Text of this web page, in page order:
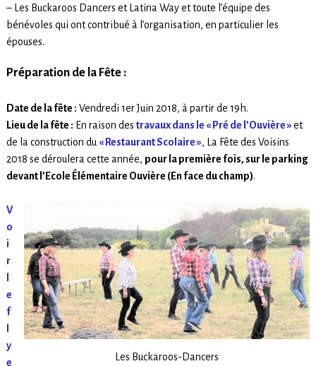
– Les Buckaroos Dancers et Latina Way et toute l’équipe des
bénévoles qui ont contribué à l’organisation, en particulier les
épouses.
Préparation de la Fête :
Date de la fête : Vendredi 1er Juin 2018, à partir de 19h.
Lieu de la fête : En raison des travaux dans le « Pré de l’Ouvière »et
de la construction du « Restaurant Scolaire », La Fête des Voisins
2018 se déroulera cette année, pour la première fois, sur le parking
devant l’Ecole Élémentaire Ouvière (En face du champ).
Les Buckaroos-Dancers
V
o
i
r
l
e
f
l
y
e